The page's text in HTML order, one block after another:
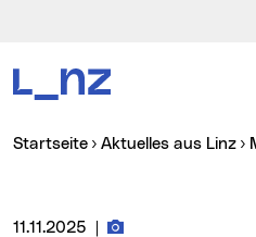
Sie sind hier:
Startseite Aktuelles aus Linz
Medienservice vom:
11.11.2025 Fotos zur Meldung